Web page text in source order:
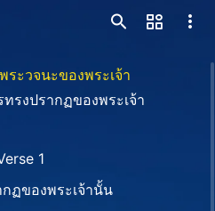
ระวจนะของพระเจ้า
รงปรากฏของพระเจ้า
1
ฏของพระเจ้านั้น